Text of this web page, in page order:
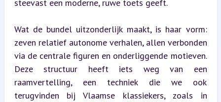
steevast een moderne, ruwe toets geeft.
Wat de bundel uitzonderlijk maakt, is haar vorm:
zeven relatief autonome verhalen, allen verbonden
via de centrale figuren en onderliggende motieven.
Deze structuur heeft iets weg van een
raamvertelling, een techniek die we ook
terugvinden bij Vlaamse klassiekers, zoals in